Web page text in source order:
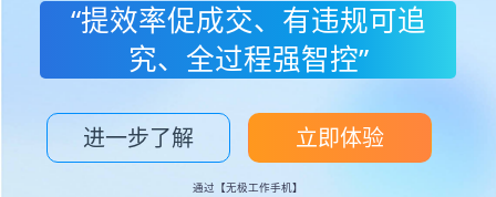
“提效率促成交、有违规可追
究、全过程强智控”
进一步了解 立即体验
通过【无极工作手机】